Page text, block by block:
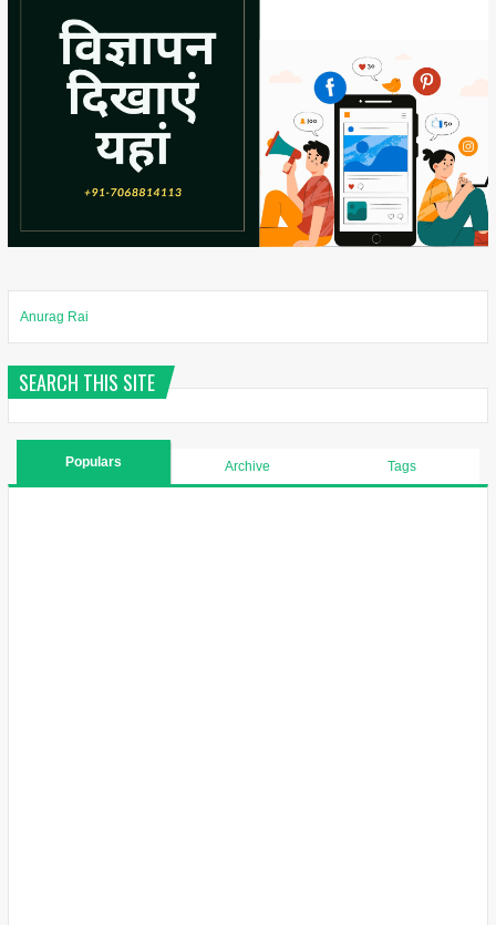
Anurag Rai
SEARCH THIS SITE
Populars Archive Tags